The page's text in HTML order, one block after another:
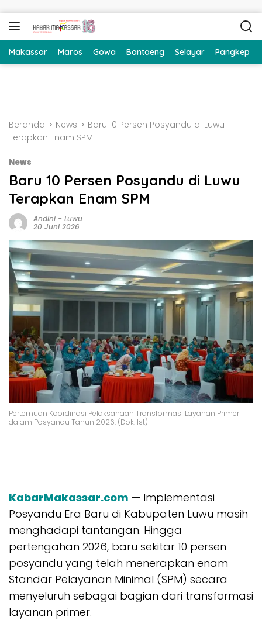
Makassar Maros Gowa Bantaeng Selayar Pangkep
Beranda News
Baru 10 Persen Posyandu di Luwu
Terapkan Enam SPM
News
Baru 10 Persen Posyandu di Luwu
Terapkan Enam SPM
Andini- Luwu
20 Juni 2026
Pertemuan Koordinasi Pelaksanaan Transformasi Layanan Primer
dalam Posyandu Tahun 2026. (Dok: Ist)
KabarMakassar.com — Implementasi
Posyandu Era Baru di Kabupaten Luwu masih
menghadapi tantangan. Hingga
pertengahan 2026, baru sekitar 10 persen
posyandu yang telah menerapkan enam
Standar Pelayanan Minimal (SPM) secara
menyeluruh sebagai bagian dari transformasi
layanan primer.